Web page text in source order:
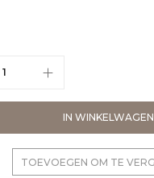
IN WINKELWAGEN
TOEVOEGEN OM TE